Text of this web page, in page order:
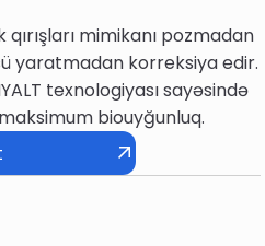
qırışları mimikanı pozmadan
yaratmadan korreksiya edir.
texnologiyası sayəsində
biouyğunluq.